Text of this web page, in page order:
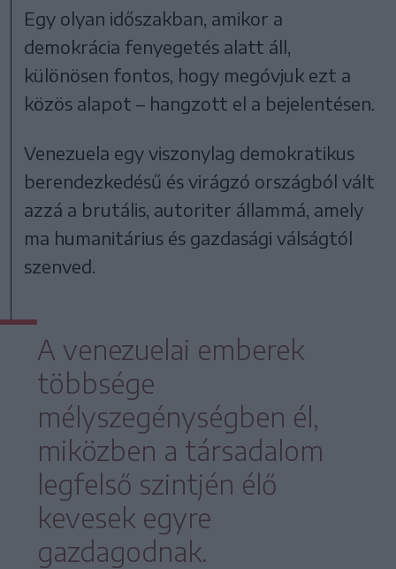
Egy olyan időszakban, amikor a
demokrácia fenyegetés alatt áll,
különösen fontos, hogy megóvjuk ezt a
közös alapot – hangzott el a bejelentésen.
Venezuela egy viszonylag demokratikus
berendezkedésű és virágzó országból vált
azzá a brutális, autoriter állammá, amely
ma humanitárius és gazdasági válságtól
szenved.
A venezuelai emberek
többsége
mélyszegénységben él,
miközben a társadalom
legfelső szintjén élő
kevesek egyre
gazdagodnak.